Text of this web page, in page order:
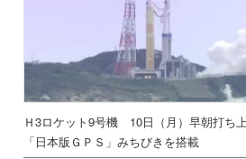
Ｈ3ロケット9号機 10日（月）早朝打
「日本版ＧＰＳ」みちびきを搭載